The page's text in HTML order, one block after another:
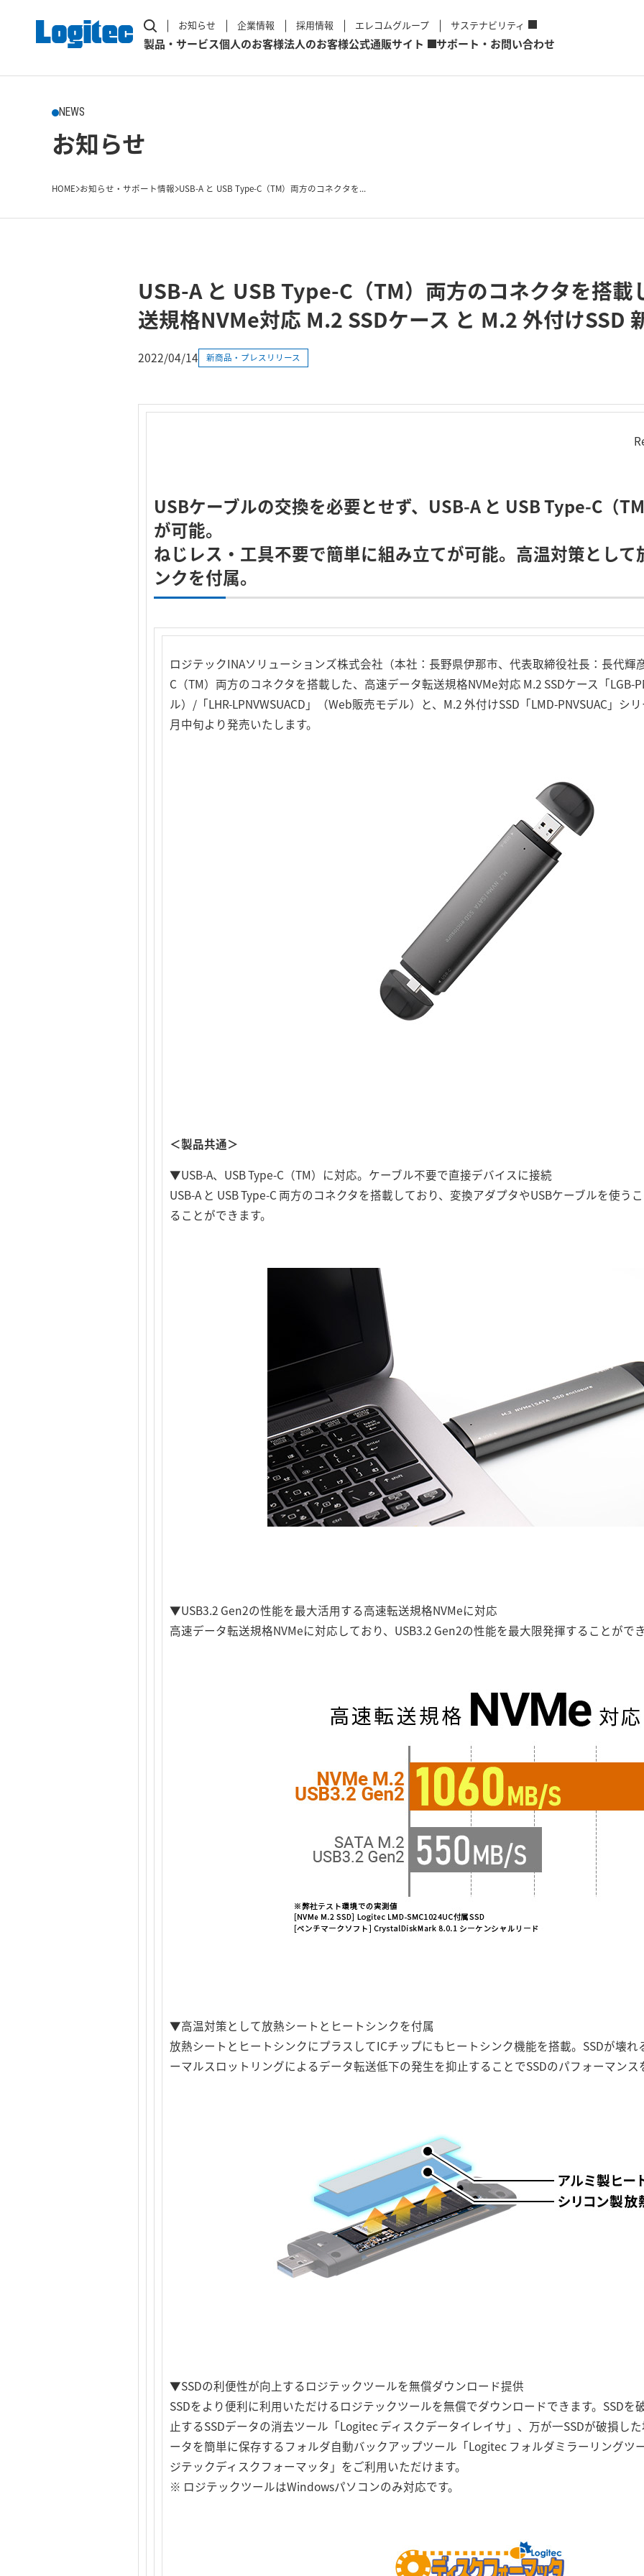
お知らせ 企業情報 採用情報 エレコムグループ サステナビリティ
製品・サービス個人のお客様法人のお客様公式通販サイト サポート・お問い合わせ
NEWS
お知らせ
HOME お知らせ・サポート情報 USB-A と USB Type-C（TM）両方のコネクタを...
USB-A と USB Type-C（TM）両方のコネクタを搭載
送規格NVMe対応 M.2 SSDケース と M.2 外付けSSD
2022/04/14 新商品・プレスリリース
USBケーブルの交換を必要とせず、USB-A と USB Type-C（
が可能。
ねじレス・工具不要で簡単に組み立てが可能。高温対策とし
ンクを付属。
ロジテックINAソリューションズ株式会社（本社：長野県伊那市、代表取締役社長：長代輝
C（TM）両方のコネクタを搭載した、高速データ転送規格NVMe対応 M.2 SSDケース「LGB-
ル）/「LHR-LPNVWSUACD」（Web販売モデル）と、M.2 外付けSSD「LMD-PNVSUAC」シ
月中旬より発売いたします。
＜製品共通＞
▼USB-A、USB Type-C（TM）に対応。ケーブル不要で直接デバイスに接続
USB-A と USB Type-C 両方のコネクタを搭載しており、変換アダプタやUSBケーブルを使う
ることができます。
▼USB3.2 Gen2の性能を最大活用する高速転送規格NVMeに対応
高速データ転送規格NVMeに対応しており、USB3.2 Gen2の性能を最大限発揮することがで
▼高温対策として放熱シートとヒートシンクを付属
放熱シートとヒートシンクにプラスしてICチップにもヒートシンク機能を搭載。SSDが壊
ーマルスロットリングによるデータ転送低下の発生を抑止することでSSDのパフォーマンス
▼SSDの利便性が向上するロジテックツールを無償ダウンロード提供
SSDをより便利に利用いただけるロジテックツールを無償でダウンロードできます。SSDを
止するSSDデータの消去ツール「Logitec ディスクデータイレイサ」、万が一SSDが破損し
ータを簡単に保存するフォルダ自動バックアップツール「Logitec フォルダミラーリングツ
ジテックディスクフォーマッタ」をご利用いただけます。
※ ロジテックツールはWindowsパソコンのみ対応です。